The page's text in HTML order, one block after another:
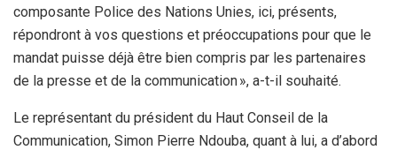
composante Police des Nations Unies, ici, présents,
répondront à vos questions et préoccupations pour que le
mandat puisse déjà être bien compris par les partenaires
de la presse et de la communication », a-t-il souhaité.
Le représentant du président du Haut Conseil de la
Communication, Simon Pierre Ndouba, quant à lui, a d’abord